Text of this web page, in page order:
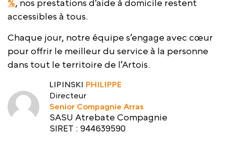
%, nos prestations d’aide à domicile restent
accessibles à tous.
Chaque jour, notre équipe s’engage avec cœur
pour offrir le meilleur du service à la personne
dans tout le territoire de l’Artois.
LIPINSKI PHILIPPE
Directeur
Senior Compagnie Arras
SASU Atrebate Compagnie
SIRET : 944639590